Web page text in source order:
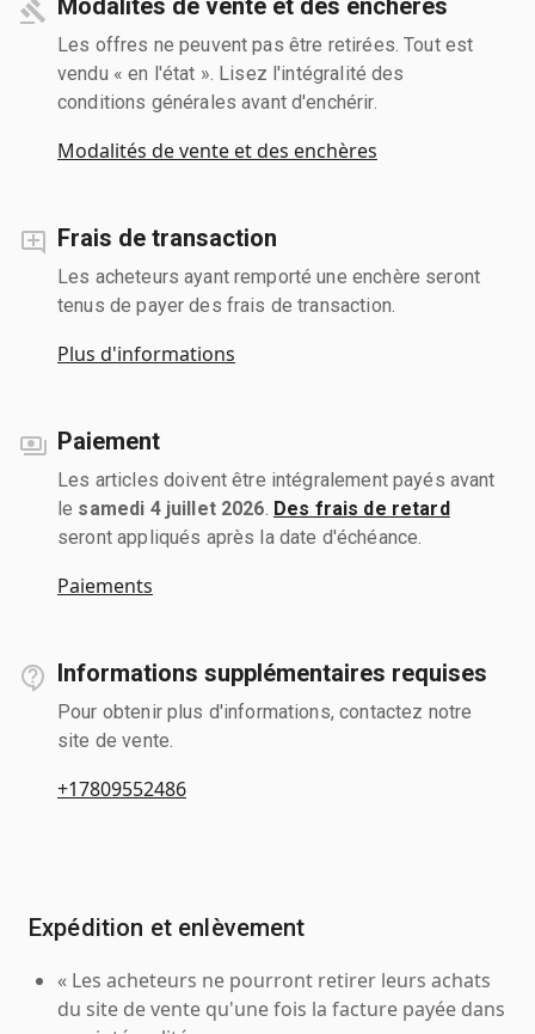
Les offres ne peuvent pas être retirées. Tout est
vendu « en l'état ». Lisez l'intégralité des
conditions générales avant d'enchérir.
Modalités de vente et des enchères
Frais de transaction
Les acheteurs ayant remporté une enchère seront
tenus de payer des frais de transaction.
Plus d'informations
Paiement
Les articles doivent être intégralement payés avant
le samedi 4 juillet 2026 Des frais de retard
seront appliqués après la date d'échéance.
Paiements
Informations supplémentaires requises
Pour obtenir plus d'informations, contactez notre
site de vente.
+17809552486
Expédition et enlèvement
« Les acheteurs ne pourront retirer leurs achats
du site de vente qu'une fois la facture payée dans